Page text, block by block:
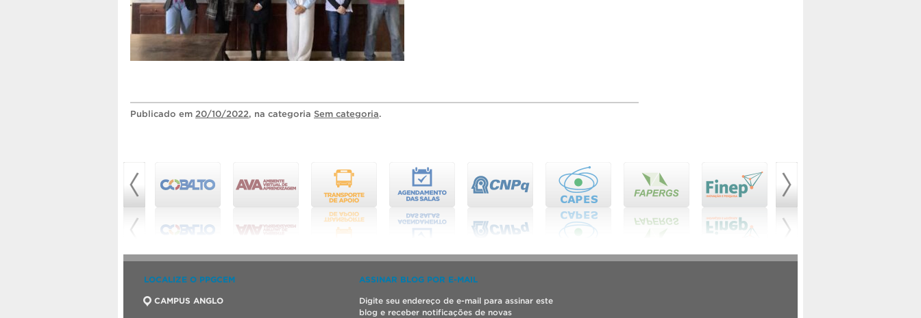
Publicado em 20/10/2022, na categoria Sem categoria.
LOCALIZE O PPGCEM
CAMPUS ANGLO
ASSINAR BLOG POR E-MAIL
Digite seu endereço de e-mail para assinar este
blog e receber notificações de novas